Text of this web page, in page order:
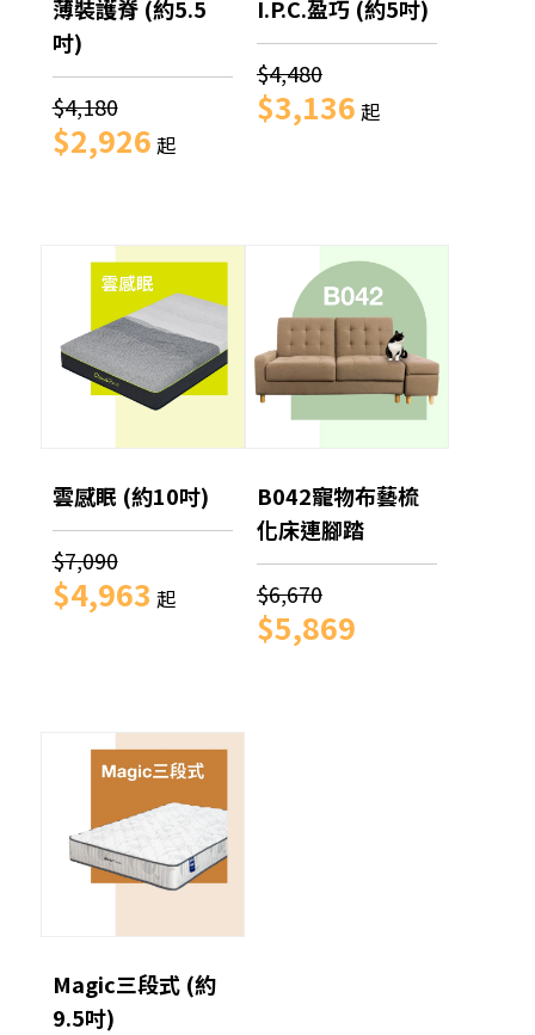
薄裝護脊 (約5.5
吋)
$4,180
$2,926 起
I.P.C.盈巧 (約5吋)
$4,480
$3,136 起
雲感眠 (約10吋)
$7,090
$4,963 起
B042寵物布藝梳
化床連腳踏
$6,670
$5,869
Magic三段式 (約
9.5吋)